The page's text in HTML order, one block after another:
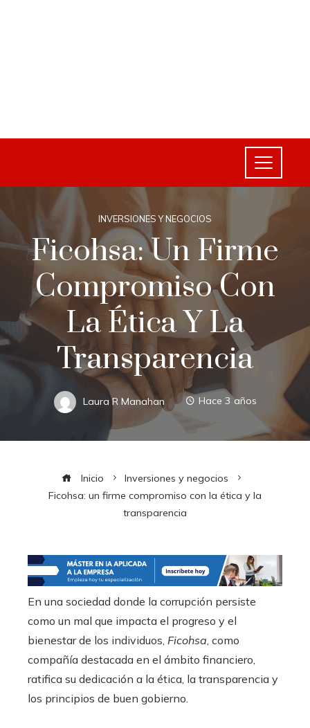
INVERSIONES Y NEGOCIOS
Ficohsa: Un Firme
Compromiso Con
La Ética Y La
Transparencia
Laura R Manahan Hace 3 años
Inicio
Inversiones y negocios
Ficohsa: un firme compromiso con la ética y la
transparencia
En una sociedad donde la corrupción persiste
como un mal que impacta el progreso y el
bienestar de los individuos, Ficohsa, como
compañía destacada en el ámbito financiero,
ratifica su dedicación a la ética, la transparencia y
los principios de buen gobierno.